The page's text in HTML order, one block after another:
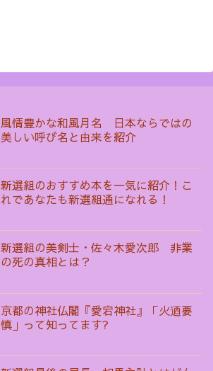
風情豊かな和風月名 日本ならではの
美しい呼び名と由来を紹介
新選組のおすすめ本を一気に紹介！こ
れであなたも新選組通になれる！
新選組の美剣士・佐々木愛次郎 非業
の死の真相とは？
京都の神社仏閣『愛宕神社』「火迺要
慎」って知ってます?